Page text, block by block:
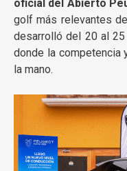
oficial del Abierto
golf más relevantes
desarrolló del 20 al
donde la competencia
la mano.